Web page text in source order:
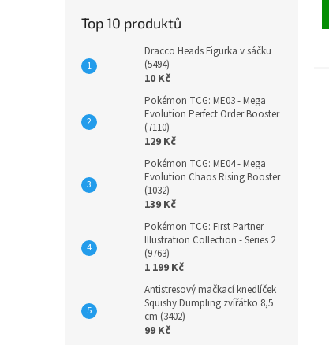
Top 10 produktů
Dracco Heads Figurka v sáčku
(5494)
10 Kč
Pokémon TCG: ME03 - Mega
Evolution Perfect Order Booster
(7110)
129 Kč
Pokémon TCG: ME04 - Mega
Evolution Chaos Rising Booster
(1032)
139 Kč
Pokémon TCG: First Partner
Illustration Collection - Series 2
(9763)
1 199 Kč
Antistresový mačkací knedlíček
Squishy Dumpling zvířátko 8,5
cm (3402)
99 Kč